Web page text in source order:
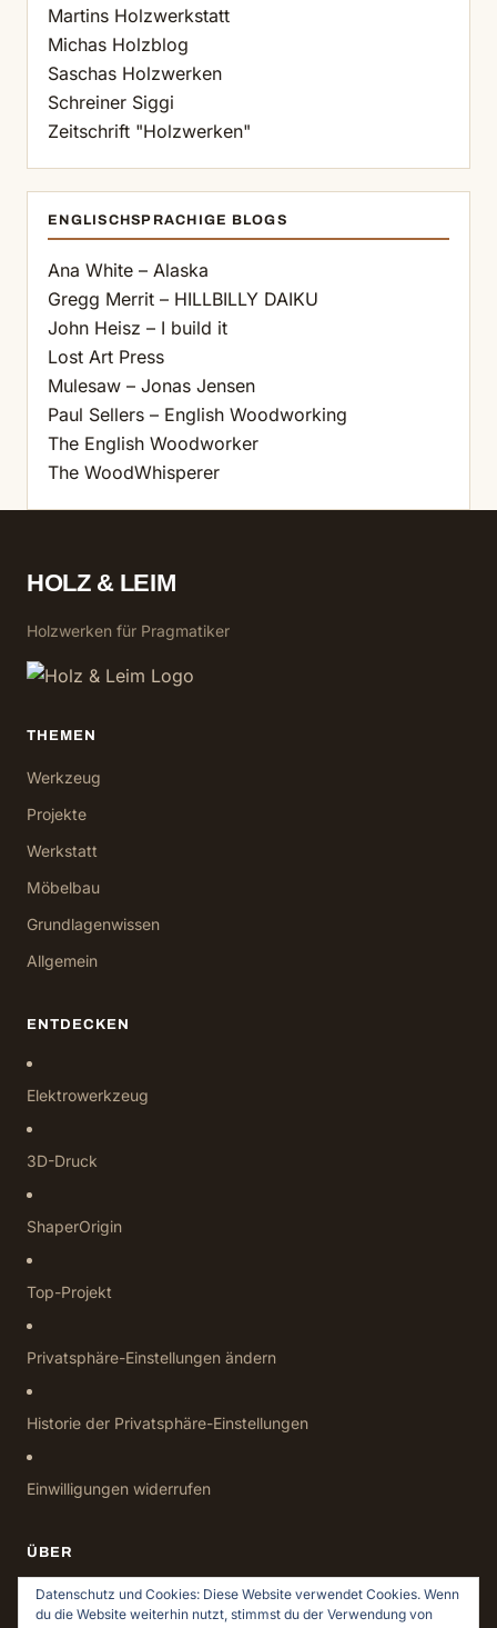
Martins Holzwerkstatt
Michas Holzblog
Saschas Holzwerken
Schreiner Siggi
Zeitschrift "Holzwerken"
ENGLISCHSPRACHIGE BLOGS
Ana White – Alaska
Gregg Merrit – HILLBILLY DAIKU
John Heisz – I build it
Lost Art Press
Mulesaw – Jonas Jensen
Paul Sellers – English Woodworking
The English Woodworker
The WoodWhisperer
Datenschutz und Cookies: Diese Website verwendet Cookies. Wenn
du die Website weiterhin nutzt, stimmst du der Verwendung von
HOLZ & LEIM
Holzwerken für Pragmatiker
THEMEN
Werkzeug
Projekte
Werkstatt
Möbelbau
Grundlagenwissen
Allgemein
ENTDECKEN
Elektrowerkzeug
3D-Druck
ShaperOrigin
Top-Projekt
Privatsphäre-Einstellungen ändern
Historie der Privatsphäre-Einstellungen
Einwilligungen widerrufen
ÜBER
Datenschutz